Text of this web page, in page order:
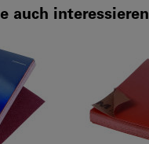
auch interessieren